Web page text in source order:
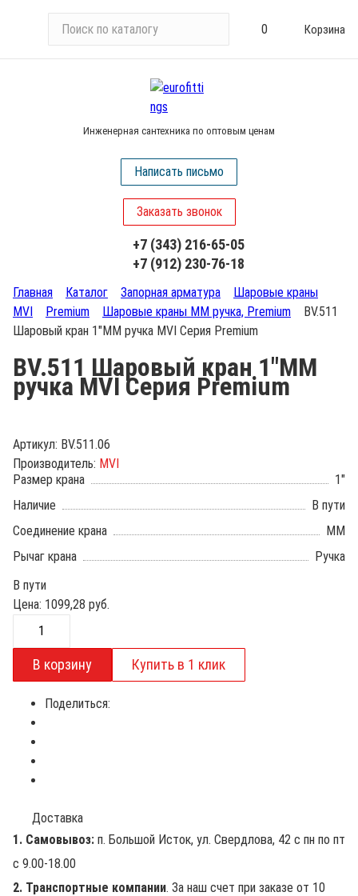
и
у
0 Корзина
Инженерная сантехника по оптовым ценам
Написать письмо
Заказать звонок
+7 (343) 216-65-05
+7 (912) 230-76-18
Главная Каталог Запорная арматура
Шаровые краны
MVI
Premium Шаровые краны ММ ручка, Premium
BV.511
Шаровый кран 1"ММ ручка MVI Серия Premium
BV.511 Шаровый кран 1"ММ
ручка MVI Серия Premium
Артикул: BV.511.06
Производитель: MVI
Размер крана
1"
Наличие
В пути
Соединение крана
ММ
Рычаг крана
Ручка
В пути
Цена: 1099,28 руб.
Поделиться:
Доставка
1. Самовывоз: п. Большой Исток, ул. Свердлова, 42 с пн по пт
с 9.00-18.00
2. Транспортные компании. За наш счет при заказе от 10